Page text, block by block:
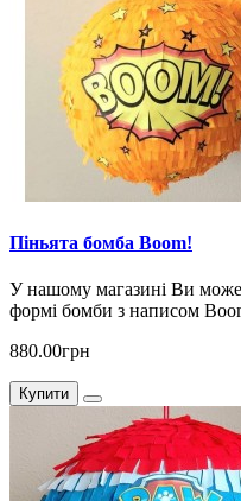
Піньята бомба Boom!
У нашому магазині Ви
формі бомби з написом
880.00грн
Купити